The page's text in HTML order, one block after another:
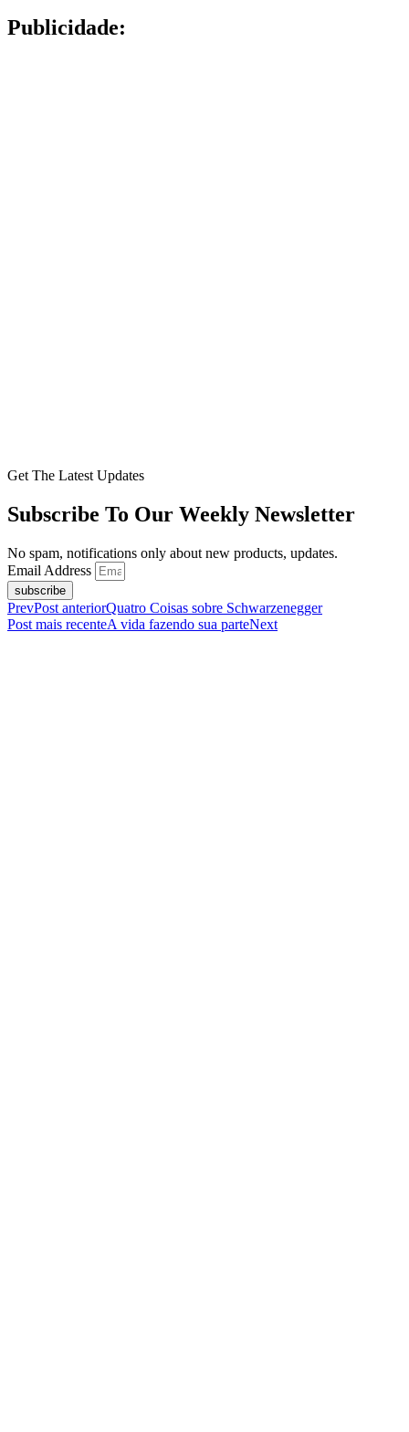
Publicidade:
Get The Latest Updates
Subscribe To Our Weekly Newsletter
No spam, notifications only about new products, updates.
Email Address
subscribe
PrevPost anteriorQuatro Coisas sobre Schwarzenegger
Post mais recenteA vida fazendo sua parteNext